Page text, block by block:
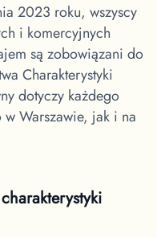
2023 roku, wszyscy
i komercyjnych
są zobowiązani do
Charakterystyki
dotyczy każdego
Warszawie, jak i na